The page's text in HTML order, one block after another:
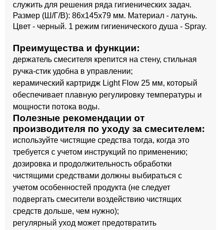
служить для решения ряда гигиенических задач.
Размер (Ш/Г/В): 86x145x79 мм. Материал - латунь.
Цвет - черный. 1 режим гигиенического душа - Spray.
Преимущества и функции:
держатель смесителя крепится на стену, стильная
ручка-стик удобна в управлении;
керамический картридж Light Flow 25 мм, который
обеспечивает плавную регулировку температуры и
мощности потока воды.
Полезные рекомендации от
производителя по уходу за смесителем:
используйте чистящие средства тогда, когда это
требуется с учетом инструкций по применению;
дозировка и продолжительность обработки
чистящими средствами должны выбираться с
учетом особенностей продукта (не следует
подвергать смесители воздействию чистящих
средств дольше, чем нужно);
регулярный уход может предотвратить